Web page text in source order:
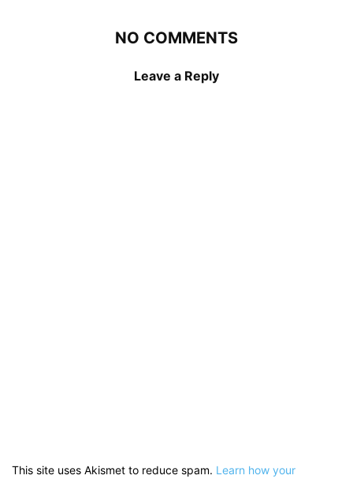
NO COMMENTS
Leave a Reply
This site uses Akismet to reduce spam. Learn how your